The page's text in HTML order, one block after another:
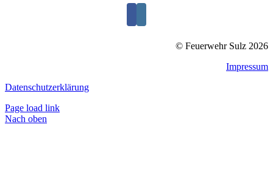
© Feuerwehr Sulz 2026
Impressum
Datenschutzerklärung
Page load link
Nach oben